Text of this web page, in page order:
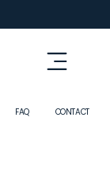
FAQ CONTACT